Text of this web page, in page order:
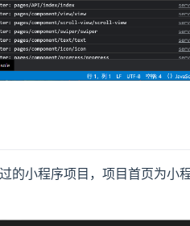
的小程序项目，项目首页为小